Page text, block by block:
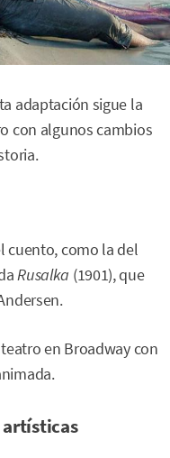
adaptación sigue la
con algunos cambios
cuento, como la del
Rusalka (1901), que
en Broadway con
artísticas